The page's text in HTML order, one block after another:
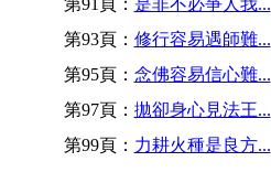
第93頁： 修行容易遇師難...
第95頁： 念佛容易信心難...
第97頁： 拋卻身心見法王...
第99頁： 力耕火種是良方...